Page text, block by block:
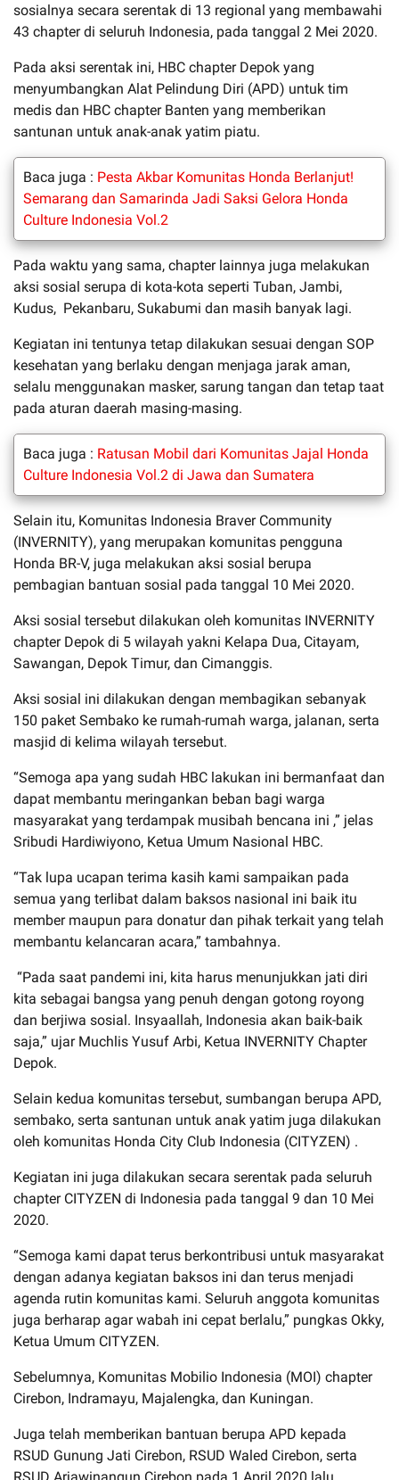
sosialnya secara serentak di 13 regional yang membawahi
43 chapter di seluruh Indonesia, pada tanggal 2 Mei 2020.
Pada aksi serentak ini, HBC chapter Depok yang
menyumbangkan Alat Pelindung Diri (APD) untuk tim
medis dan HBC chapter Banten yang memberikan
santunan untuk anak-anak yatim piatu.
Baca juga : Pesta Akbar Komunitas Honda Berlanjut!
Semarang dan Samarinda Jadi Saksi Gelora Honda
Culture Indonesia Vol.2
Pada waktu yang sama, chapter lainnya juga melakukan
aksi sosial serupa di kota-kota seperti Tuban, Jambi,
Kudus, Pekanbaru, Sukabumi dan masih banyak lagi.
Kegiatan ini tentunya tetap dilakukan sesuai dengan SOP
kesehatan yang berlaku dengan menjaga jarak aman,
selalu menggunakan masker, sarung tangan dan tetap taat
pada aturan daerah masing-masing.
Baca juga : Ratusan Mobil dari Komunitas Jajal Honda
Culture Indonesia Vol.2 di Jawa dan Sumatera
Selain itu, Komunitas Indonesia Braver Community
(INVERNITY), yang merupakan komunitas pengguna
Honda BR-V, juga melakukan aksi sosial berupa
pembagian bantuan sosial pada tanggal 10 Mei 2020.
Aksi sosial tersebut dilakukan oleh komunitas INVERNITY
chapter Depok di 5 wilayah yakni Kelapa Dua, Citayam,
Sawangan, Depok Timur, dan Cimanggis.
Aksi sosial ini dilakukan dengan membagikan sebanyak
150 paket Sembako ke rumah-rumah warga, jalanan, serta
masjid di kelima wilayah tersebut.
“Semoga apa yang sudah HBC lakukan ini bermanfaat dan
dapat membantu meringankan beban bagi warga
masyarakat yang terdampak musibah bencana ini ,” jelas
Sribudi Hardiwiyono, Ketua Umum Nasional HBC.
“Tak lupa ucapan terima kasih kami sampaikan pada
semua yang terlibat dalam baksos nasional ini baik itu
member maupun para donatur dan pihak terkait yang telah
membantu kelancaran acara,” tambahnya.
“Pada saat pandemi ini, kita harus menunjukkan jati diri
kita sebagai bangsa yang penuh dengan gotong royong
dan berjiwa sosial. Insyaallah, Indonesia akan baik-baik
saja,” ujar Muchlis Yusuf Arbi, Ketua INVERNITY Chapter
Depok.
Selain kedua komunitas tersebut, sumbangan berupa APD,
sembako, serta santunan untuk anak yatim juga dilakukan
oleh komunitas Honda City Club Indonesia (CITYZEN) .
Kegiatan ini juga dilakukan secara serentak pada seluruh
chapter CITYZEN di Indonesia pada tanggal 9 dan 10 Mei
2020.
“Semoga kami dapat terus berkontribusi untuk masyarakat
dengan adanya kegiatan baksos ini dan terus menjadi
agenda rutin komunitas kami. Seluruh anggota komunitas
juga berharap agar wabah ini cepat berlalu,” pungkas Okky,
Ketua Umum CITYZEN.
Sebelumnya, Komunitas Mobilio Indonesia (MOI) chapter
Cirebon, Indramayu, Majalengka, dan Kuningan.
Juga telah memberikan bantuan berupa APD kepada
RSUD Gunung Jati Cirebon, RSUD Waled Cirebon, serta
RSUD Arjawinangun Cirebon pada 1 April 2020 lalu.